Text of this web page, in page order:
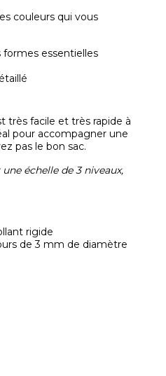
couleurs qui vous
essentielles
facile et très rapide à
pour accompagner une
pas le bon sac.
une échelle de 3 niveaux,
rigide
de 3 mm de diamètre